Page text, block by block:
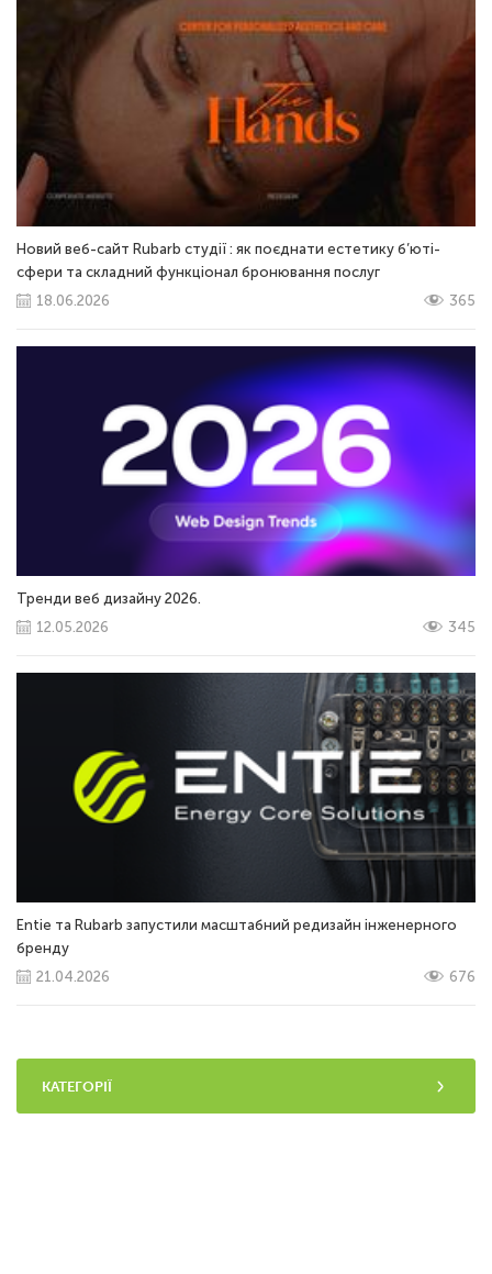
Новий веб-сайт Rubarb студії : як поєднати естетику б’юті-
сфери та складний функціонал бронювання послуг
18.06.2026
365
Тренди веб дизайну 2026.
12.05.2026
345
Entie та Rubarb запустили масштабний редизайн інженерного
бренду
21.04.2026
676
КАТЕГОРІЇ